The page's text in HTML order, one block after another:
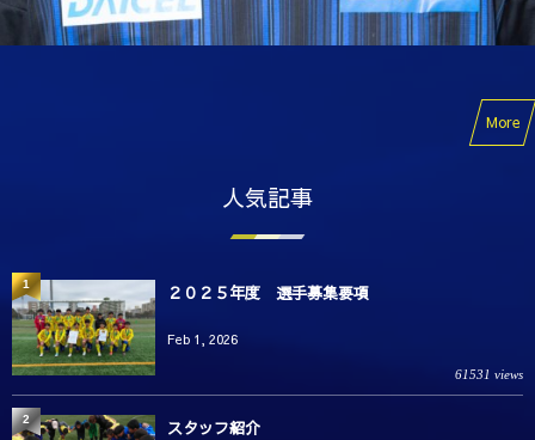
More
人気記事
２０２５年度 選手募集要項
Feb 1, 2026
61531 views
1
スタッフ紹介
2